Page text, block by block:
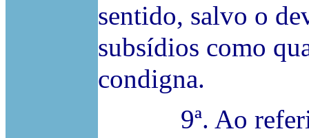
sentido, salvo o
subsídios como
condigna.
9ª. Ao referir-